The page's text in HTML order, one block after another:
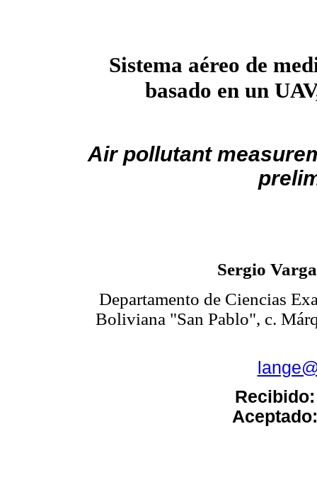
Sistema aéreo de
basado en un
Air pollutant
Sergio
Departamento de Ciencias
Boliviana "San Pablo", c.
Aceptado: